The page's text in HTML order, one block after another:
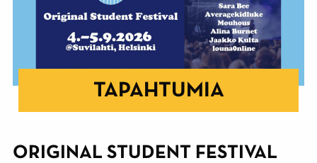
TAPAHTUMIA
ORIGINAL STUDENT FESTIVAL